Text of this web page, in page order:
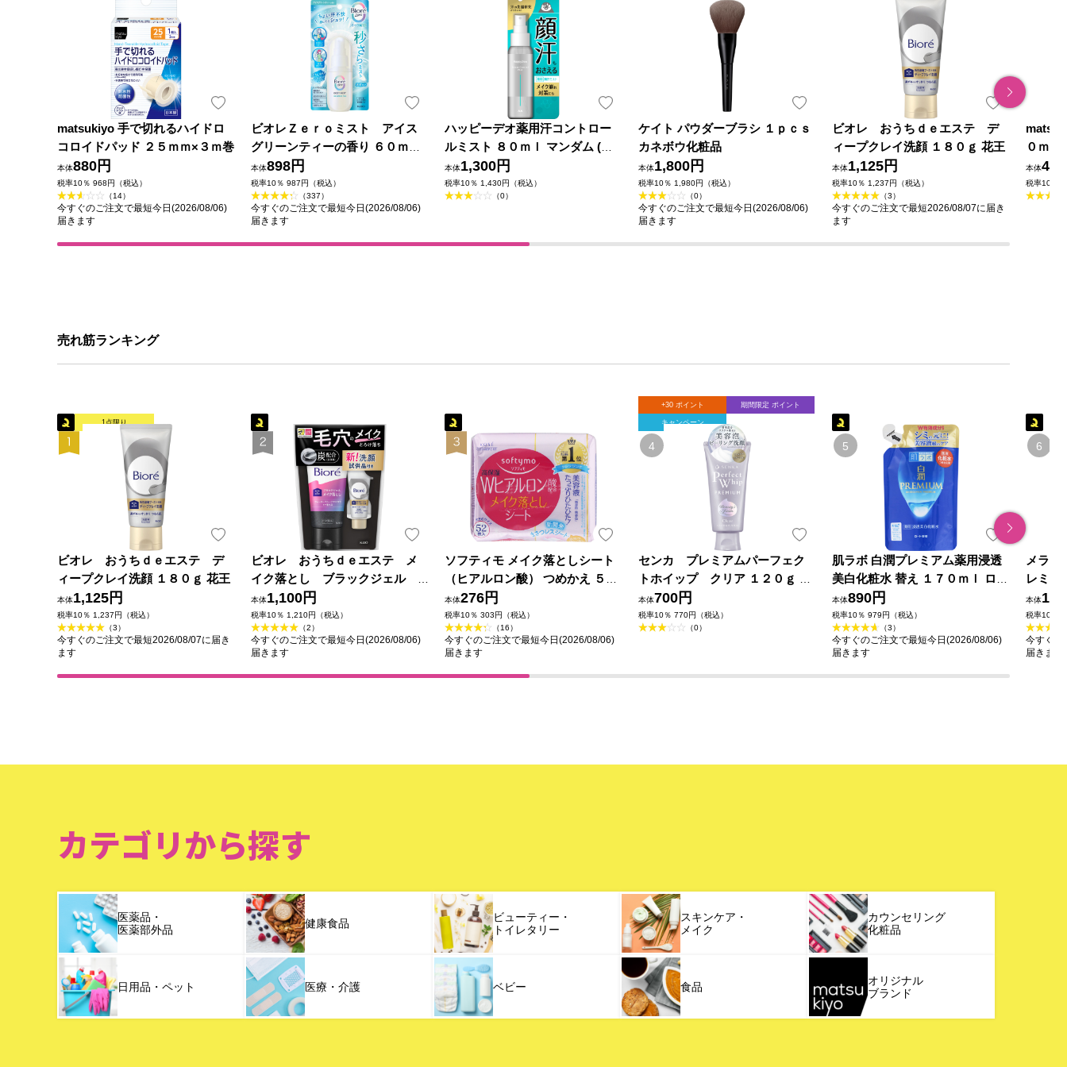
matsukiyo 手で切れるハイドロ
コロイドパッド ２５ｍｍ×３ｍ巻
本体880円
税率10％ 968円（税込）
（14）
今すぐのご注文で最短今日(2026/08/06)
届きます
ビオレＺｅｒｏミスト アイス
グリーンティーの香り ６０ｍＬ
花王
本体898円
税率10％ 987円（税込）
（337）
今すぐのご注文で最短今日(2026/08/06)
届きます
ハッピーデオ薬用汗コントロー
ルミスト ８０ｍｌ マンダム (医
薬部外品)
本体1,300円
税率10％ 1,430円（税込）
（0）
ケイト パウダーブラシ １ｐｃｓ
カネボウ化粧品
本体1,800円
税率10％ 1,980円（税込）
（0）
今すぐのご注文で最短今日(2026/08/06)
届きます
ビオレ おうちｄｅエステ デ
ィープクレイ洗顔 １８０ｇ 花王
本体1,125円
税率10％ 1,237円（税込）
（3）
今すぐのご注文で最短2026/08/07に届き
ます
０ｍｌ
本体
税率10％
売れ筋ランキング
1点限り
ビオレ おうちｄｅエステ デ
ィープクレイ洗顔 １８０ｇ 花王
本体1,125円
税率10％ 1,237円（税込）
（3）
今すぐのご注文で最短2026/08/07に届き
ます
ビオレ おうちｄｅエステ メ
イク落とし ブラックジェル
クレイ試供品セット ２００ｇ＋
２０ｇ 花王
本体1,100円
税率10％ 1,210円（税込）
（2）
今すぐのご注文で最短今日(2026/08/06)
届きます
ソフティモ メイク落としシート
（ヒアルロン酸） つめかえ ５２
枚 ＫＯＳＥコスメポート
本体276円
税率10％ 303円（税込）
（16）
今すぐのご注文で最短今日(2026/08/06)
届きます
+30 ポイント 期間限定 ポイント
キャンペーン
センカ プレミアムパーフェク
トホイップ クリア １２０ｇ フ
ァイントゥデイ
本体700円
税率10％ 770円（税込）
（0）
肌ラボ 白潤プレミアム薬用浸透
美白化粧水 替え １７０ｍｌ ロー
ト製薬 (医薬部外品)
本体890円
税率10％ 979円（税込）
（3）
今すぐのご注文で最短今日(2026/08/06)
届きます
メラノ
レミア
製薬 (
本体
税率10％
今すぐの
届きます
カテゴリから探す
医薬品・
医薬部外品
健康食品
ビューティー・
トイレタリー
スキンケア・
メイク
カウンセリング
化粧品
日用品・ペット 医療・介護 ベビー 食品
オリジナル
ブランド